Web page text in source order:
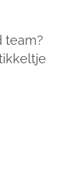
team?